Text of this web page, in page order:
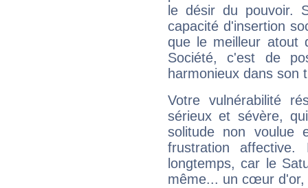
le désir du pouvoir.
capacité d'insertion
que le meilleur atout
Société, c'est de
harmonieux dans son
Votre vulnérabilité
sérieux et sévère,
solitude non voulue
frustration
longtemps, car le
même... un cœur d'or,